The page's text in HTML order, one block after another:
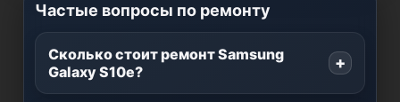
Частые вопросы по ремонту
Сколько стоит ремонт Samsung
Galaxy S10e?